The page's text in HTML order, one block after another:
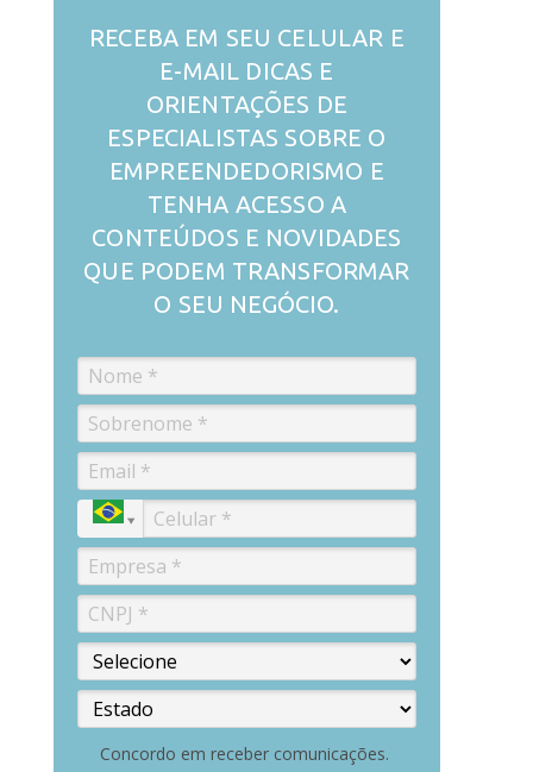
RECEBA EM SEU CELULAR E
E-MAIL DICAS E
ORIENTAÇÕES DE
ESPECIALISTAS SOBRE O
EMPREENDEDORISMO E
TENHA ACESSO A
CONTEÚDOS E NOVIDADES
QUE PODEM TRANSFORMAR
O SEU NEGÓCIO.
Concordo em receber comunicações.